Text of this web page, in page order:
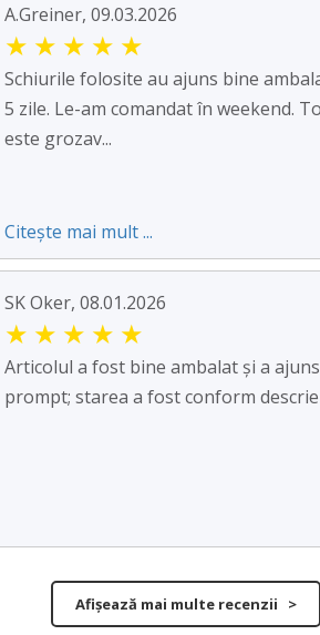
A.Greiner, 09.03.2026
★ ★ ★ ★ ★
Schiurile folosite au ajuns bine
5 zile. Le-am comandat în weekend.
este grozav...
Citește mai mult ...
SK Oker, 08.01.2026
★ ★ ★ ★ ★
Articolul a fost bine ambalat și a ajuns
prompt; starea a fost conform
Afișează mai multe recenzii >